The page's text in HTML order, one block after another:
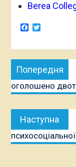
Berea
Facebook
Twitter
Навігація
записів
Попередня
оголошено
Наступна